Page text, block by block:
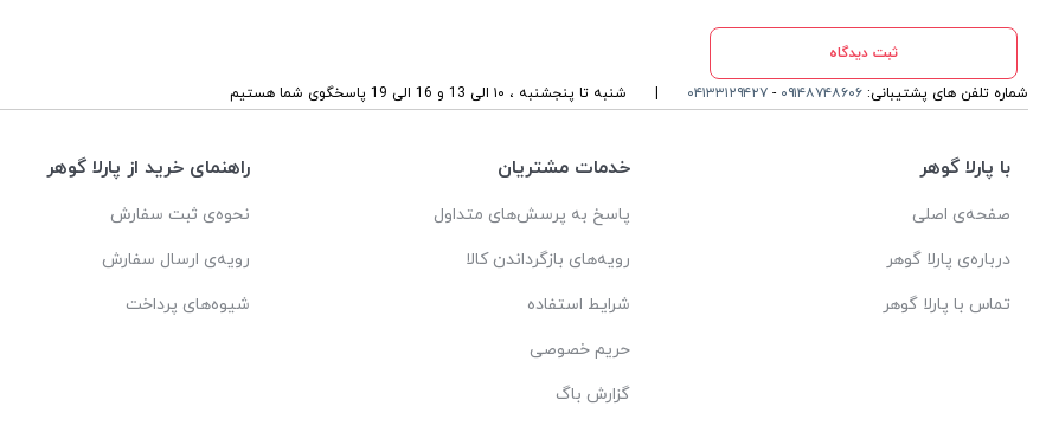
ثبت دیدگاه
شماره تلفن های پشتیبانی: ۰۹۱۴۸۷۴۸۶۰۶ - ۰۴۱۳۳۱۲۹۴۲۷ | شنبه تا پنجشنبه ، ۱۰ الی 13 و 16 الی 19 پاسخگوی شما هستیم
با پارلا گوهر
صفحه‌ی اصلی
درباره‌ی پارلا گوهر
تماس با پارلا گوهر
خدمات مشتریان
پاسخ به پرسش‌های متداول
رویه‌های بازگرداندن کالا
شرایط استفاده
حریم خصوصی
گزارش باگ
راهنمای خرید از پارلا گوهر
نحوه‌ی ثبت سفارش
رویه‌ی ارسال سفارش
شیوه‌های پرداخت